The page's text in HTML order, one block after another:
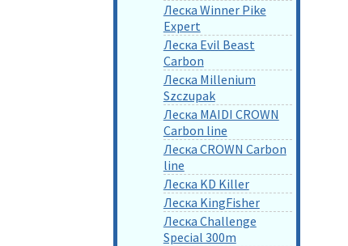
Леска Winner Pike
Expert
Леска Evil Beast
Carbon
Леска Millenium
Szczupak
Леска MAIDI CROWN
Carbon line
Леска CROWN Carbon
line
Леска KD Killer
Леска KingFisher
Леска Challenge
Special 300m